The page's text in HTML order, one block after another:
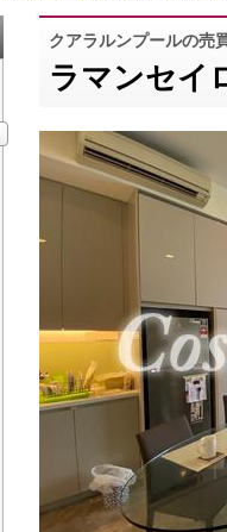
クアラルンプールの売
ラマンセイ